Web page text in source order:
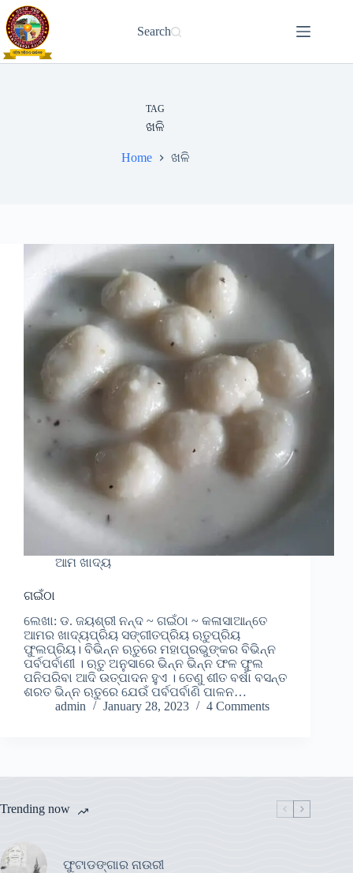
Skip
to
content
Search
TAG
ଖଳି
Home ଖଳି
ଆମ ଖାଦ୍ୟ
ଗଇଁଠା
ଲେଖା: ଡ. ଜୟଶ୍ରୀ ନନ୍ଦ ~ ଗଇଁଠା ~ କଳାସାଆନ୍ତେ
ଆମର ଖାଦ୍ୟପ୍ରିୟ ସଙ୍ଗୀତପ୍ରିୟ ଋତୁପ୍ରିୟ
ଫୁଲପ୍ରିୟ। ବିଭିନ୍ନ ଋତୁରେ ମହାପ୍ରଭୁଙ୍କର ବିଭିନ୍ନ
ପର୍ବପର୍ବାଣୀ । ଋତୁ ଅନୁସାରେ ଭିନ୍ନ ଭିନ୍ନ ଫଳ ଫୁଲ
ପନିପରିବା ଆଦି ଉତ୍ପାଦନ ହୁଏ । ତେଣୁ ଶୀତ ବର୍ଷା ବସନ୍ତ
ଶରତ ଭିନ୍ନ ଋତୁରେ ଯେଉଁ ପର୍ବପର୍ବାଣି ପାଳନ…
admin
January 28, 2023 4 Comments
Trending now
ଫୁଟାଡଙ୍ଗାର ନାଉରୀ